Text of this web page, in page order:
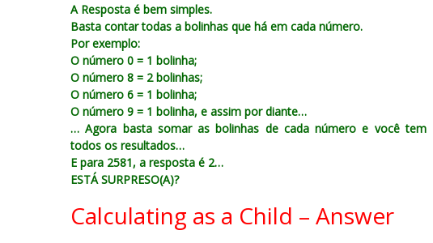
A Resposta é bem simples.
Basta contar todas a bolinhas que há em cada número.
Por exemplo:
O número 0 = 1 bolinha;
O número 8 = 2 bolinhas;
O número 6 = 1 bolinha;
O número 9 = 1 bolinha, e assim por diante…
… Agora basta somar as bolinhas de cada número e você tem
todos os resultados…
E para 2581, a resposta é 2…
ESTÁ SURPRESO(A)?
Calculating as a Child – Answer